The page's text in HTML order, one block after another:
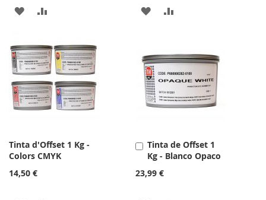
AFEGIR
LA
LLISTA
DE
DESITJOS
COMPARAR
AFEGIR
LA
LLISTA
DE
COMPARAR
Tinta d'Offset 1 Kg -
Colors CMYK
14,50 €
Tinta de Offset 1
Kg - Blanco Opaco
23,99 €
Afegir
a
la
cistella